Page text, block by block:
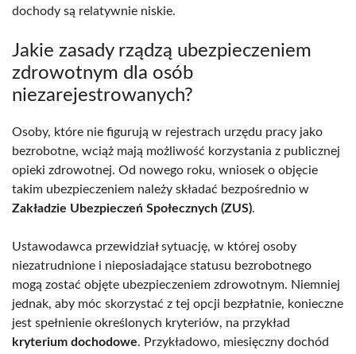
dochody są relatywnie niskie.
Jakie zasady rządzą ubezpieczeniem
zdrowotnym dla osób
niezarejestrowanych?
Osoby, które nie figurują w rejestrach urzędu pracy jako
bezrobotne, wciąż mają możliwość korzystania z publicznej
opieki zdrowotnej. Od nowego roku, wniosek o objęcie
takim ubezpieczeniem należy składać bezpośrednio w
Zakładzie Ubezpieczeń Społecznych (ZUS).
Ustawodawca przewidział sytuację, w której osoby
niezatrudnione i nieposiadające statusu bezrobotnego
mogą zostać objęte ubezpieczeniem zdrowotnym. Niemniej
jednak, aby móc skorzystać z tej opcji bezpłatnie, konieczne
jest spełnienie określonych kryteriów, na przykład
kryterium dochodowe. Przykładowo, miesięczny dochód